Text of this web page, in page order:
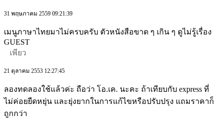
31 พฤษภาคม 2559 09:21:39
เมนูภาษาไทยมาไม่ครบครับ ตัวหนังสือขาด ๆ เกิน ๆ ดูไม่รู้เรื่อง
GUEST
เพียว
21 ตุลาคม 2553 12:27:45
ลองทดลองใช้แล้วค่ะ ถือว่า โอ.เค. นะคะ ถ้าเทียบกับ express ที่
ไม่ค่อยยืดหยุ่น และยุ่งยากในการแก้ไขหรือปรับปรุง แถมราคาก็
ถูกกว่า